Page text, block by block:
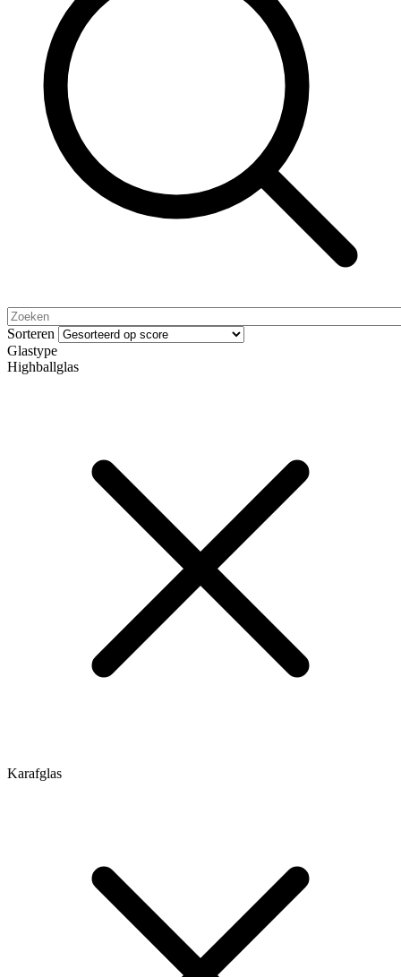
Sorteren
Glastype
Highballglas
Karafglas